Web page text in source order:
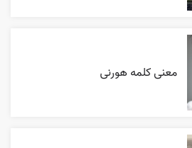
معنی کلمه هورنی